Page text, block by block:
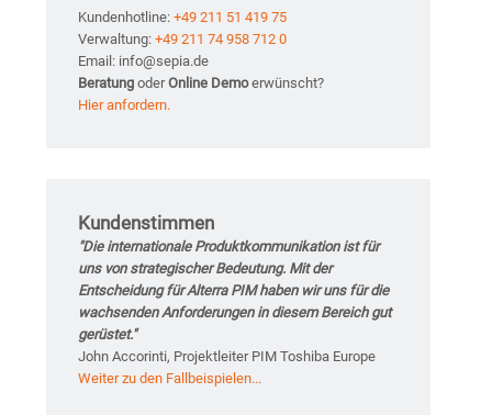
Kundenhotline: +49 211 51 419 75
Verwaltung: +49 211 74 958 712 0
Email: info@sepia.de
Beratung oderOnline Demoerwünscht?
Hier anfordern.
Kundenstimmen
"Die internationale Produktkommunikation ist für
uns von strategischer Bedeutung. Mit der
Entscheidung für Alterra PIM haben wir uns für die
wachsenden Anforderungen in diesem Bereich gut
gerüstet."
John Accorinti, Projektleiter PIM Toshiba Europe
Weiter zu den Fallbeispielen...